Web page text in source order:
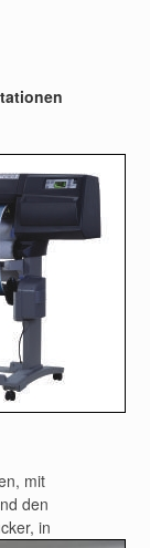
mit
den
in